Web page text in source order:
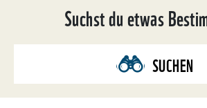
Suchst du etwas
SUCHEN